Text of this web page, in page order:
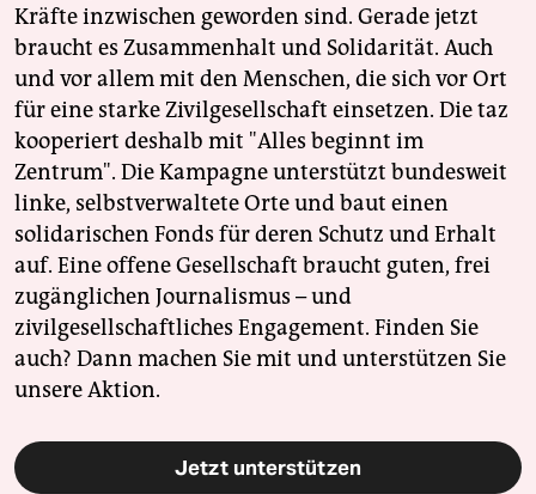
Kräfte inzwischen geworden sind. Gerade jetzt
braucht es Zusammenhalt und Solidarität. Auch
und vor allem mit den Menschen, die sich vor Ort
für eine starke Zivilgesellschaft einsetzen. Die taz
kooperiert deshalb mit "Alles beginnt im
Zentrum". Die Kampagne unterstützt bundesweit
linke, selbstverwaltete Orte und baut einen
solidarischen Fonds für deren Schutz und Erhalt
auf. Eine offene Gesellschaft braucht guten, frei
zugänglichen Journalismus – und
zivilgesellschaftliches Engagement. Finden Sie
auch? Dann machen Sie mit und unterstützen Sie
unsere Aktion.
Jetzt unterstützen